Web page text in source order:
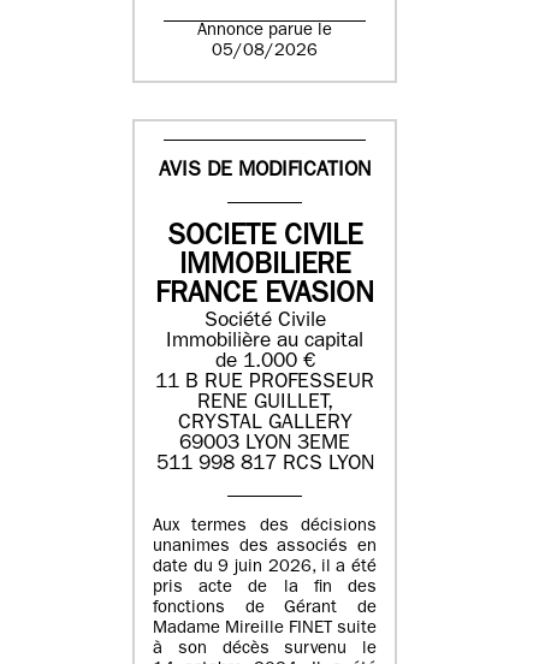
Annonce parue le
05/08/2026
AVIS DE MODIFICATION
SOCIETE CIVILE
IMMOBILIERE
FRANCE EVASION
Société Civile
Immobilière au capital
de 1.000 €
11 B RUE PROFESSEUR
RENE GUILLET,
CRYSTAL GALLERY
69003 LYON 3EME
511 998 817 RCS LYON
Aux termes des décisions
unanimes des associés en
date du 9 juin 2026, il a été
pris acte de la fin des
fonctions de Gérant de
Madame Mireille FINET suite
à son décès survenu le